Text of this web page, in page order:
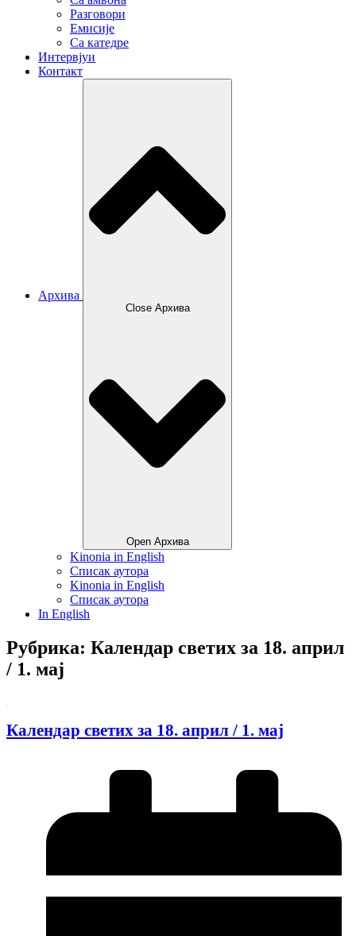
Разговори
Емисије
Са катедре
Интервјуи
Контакт
Архива
Close Архива
Open Архива
Kinonia in English
Списак аутора
Kinonia in English
Списак аутора
In English
Рубрика: Календар светих за 18. април
/ 1. мај
Календар светих за 18. април / 1. мај